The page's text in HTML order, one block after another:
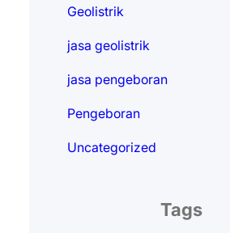
Geolistrik
jasa geolistrik
jasa pengeboran
Pengeboran
Uncategorized
Tags